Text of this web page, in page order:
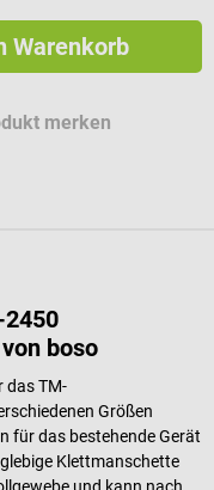
Warenkorb
merken
boso
das TM-
Größen
für das bestehende Gerät
Klettmanschette
und kann nach